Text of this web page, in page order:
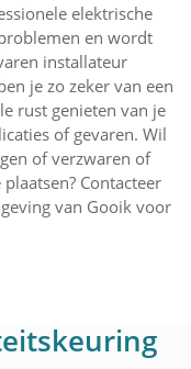
elektrische
en wordt
installateur
je zo zeker van een
rust genieten van je
of gevaren. Wil
of verzwaren of
Contacteer
van Gooik voor